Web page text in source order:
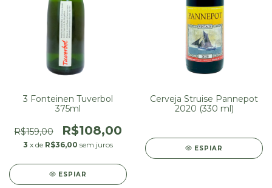
3 Fonteinen Tuverbol
375ml
R$159,00 R$108,00
3 x de R$36,00 sem juros
ESPIAR
Cerveja Struise Pannepot
2020 (330 ml)
ESPIAR